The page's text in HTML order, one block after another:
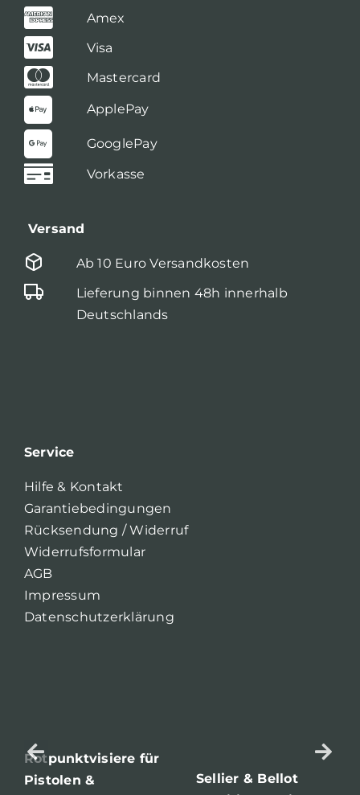
Amex
Visa
Mastercard
ApplePay
GooglePay
Vorkasse
Versand
Ab 10 Euro Versandkosten
Lieferung binnen 48h innerhalb
Deutschlands
Service
Hilfe & Kontakt
Garantiebedingungen
Rücksendung / Widerruf
Widerrufsformular
AGB
Impressum
Datenschutzerklärung
Rotpunktvisiere für
Pistolen &
Sellier & Bellot